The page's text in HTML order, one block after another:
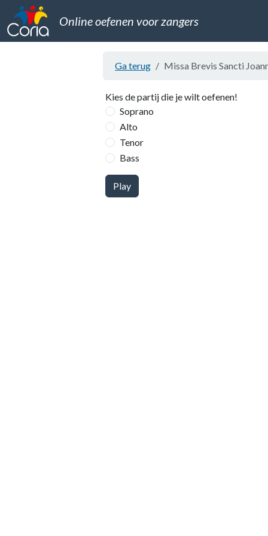
Online oefenen voor zangers
Ga terug Missa Brevis Sancti
Kies de partij die je wilt oefenen!
Soprano
Alto
Tenor
Bass
Play